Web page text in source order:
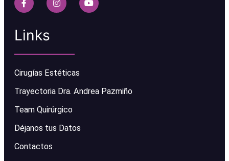
Links
Cirugías Estéticas
Trayectoria Dra. Andrea Pazmiño
Team Quirúrgico
Déjanos tus Datos
Contactos